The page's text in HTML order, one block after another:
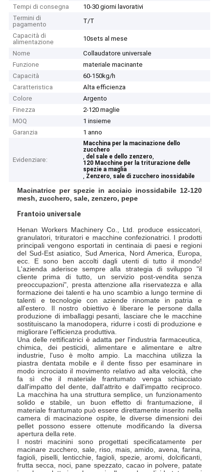
Tempi di consegna
10-30 giorni lavorativi
Termini di
pagamento
T/T
Capacità di
alimentazione
10sets al mese
Nome
Collaudatore universale
Funzione
materiale macinante
Capacità
60-150kg/h
Caratteristica
Alta efficienza
Colore
Argento
Finezza
2-120 maglie
MOQ
1 insieme
Garanzia
1 anno
Evidenziare:
Macchina per la macinazione dello
zucchero
, del sale e dello zenzero,
120 Macchine per la triturazione delle
spezie a maglia
, Zenzero, sale di zucchero inossidabile
Macinatrice per spezie in acciaio inossidabile 12-120
mesh, zucchero, sale, zenzero, pepe
Frantoio universale
Henan Workers Machinery Co., Ltd. produce essiccatori,
granulatori, trituratori e macchine confezionatrici. I prodotti
principali vengono esportati in centinaia di paesi e regioni
del Sud-Est asiatico, Sud America, Nord America, Europa,
ecc. E sono ben accolti dagli utenti di tutto il mondo!
L'azienda aderisce sempre alla strategia di sviluppo "il
cliente prima di tutto, un servizio post-vendita senza
preoccupazioni", presta attenzione alla riservatezza e alla
formazione dei talenti e ha uno scambio a lungo termine di
talenti e tecnologie con aziende rinomate in patria e
all'estero. Il nostro obiettivo è liberare le persone dalla
produzione di imballaggi pesanti, lasciare che le macchine
sostituiscano la manodopera, ridurre i costi di produzione e
migliorare l’efficienza produttiva.
Una delle rettificatrici è adatta per l'industria farmaceutica,
chimica, dei pesticidi, alimentare e alimentare e altre
industrie, l'uso è molto ampio. La macchina utilizza la
piastra dentata mobile e il dente fisso per esaminare in
modo incrociato il movimento relativo ad alta velocità, che
fa sì che il materiale frantumato venga schiacciato
dall'impatto del dente, dall'attrito e dall'impatto reciproco.
La macchina ha una struttura semplice, un funzionamento
solido e stabile, un buon effetto di frantumazione, il
materiale frantumato può essere direttamente inserito nella
camera di macinazione ospite, le diverse dimensioni dei
pellet possono essere ottenute modificando la diversa
apertura della rete.
I nostri macinini sono progettati specificatamente per
macinare zucchero, sale, riso, mais, amido, avena, farina,
fagioli, piselli, lenticchie, fagioli, spezie, aromi, dolcificanti,
frutta secca, noci, pane spezzato, cacao in polvere, patate